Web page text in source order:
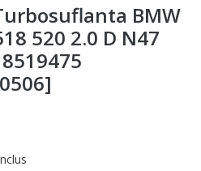
BMW
520 2.0 D N47